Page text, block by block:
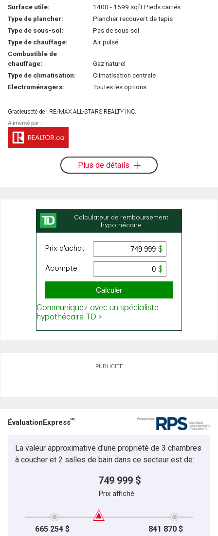
Surface utile:
1400 - 1599 sqft Pieds carrés
Type de plancher:
Plancher recouvert de tapis
Type de sous-sol:
Pas de sous-sol
Type de chauffage:
Air pulsé
Combustible de
chauffage:
Gaz naturel
Type de climatisation:
Climatisation centrale
Électroménagers:
Toutes les options
Gracieuseté de : RE/MAX ALL-STARS REALTY INC.
Plus de détails
PUBLICITÉ
ÉvaluationExpressMC
La valeur approximative d'une propriété de 3 chambres
à coucher et 2 salles de bain dans ce secteur est de:
749 999 $
Prix affiché
665 254 $ 841 870 $